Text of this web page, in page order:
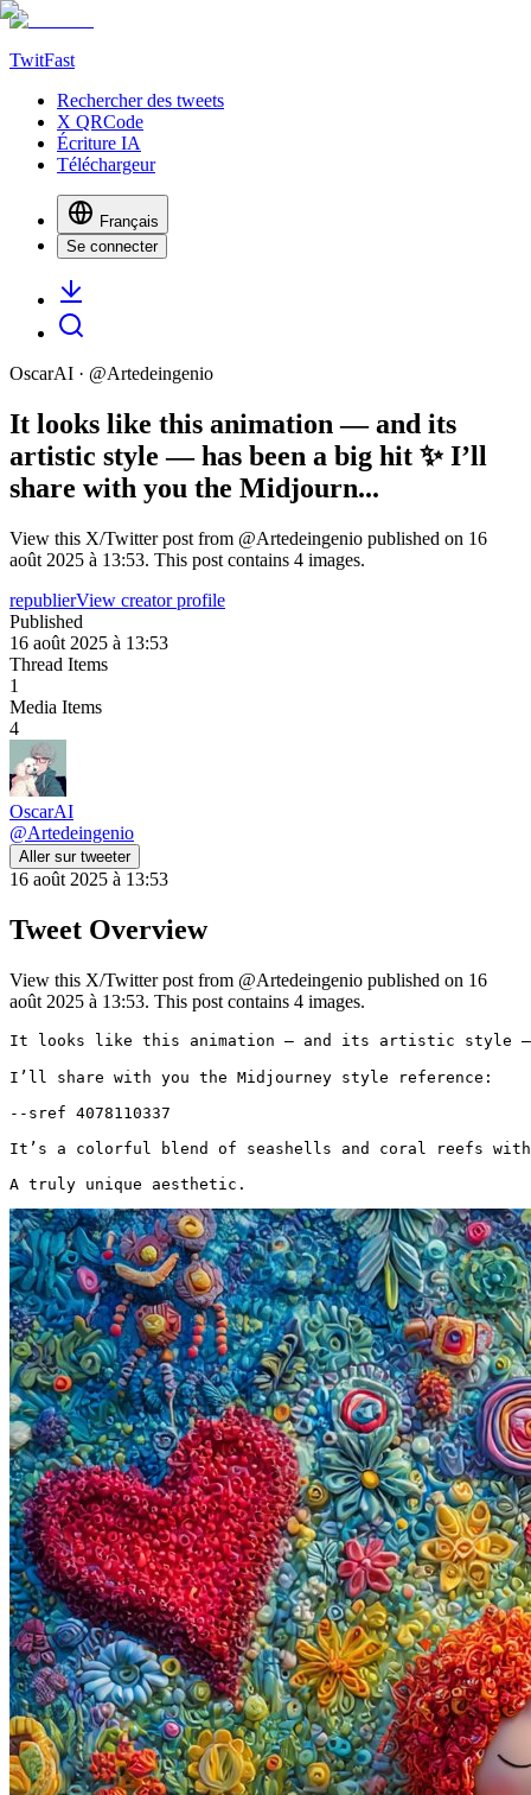
TwitFast
Rechercher des tweets
X QRCode
Écriture IA
Téléchargeur
Français
Se connecter
OscarAI · @Artedeingenio
It looks like this animation — and its
artistic style — has been a big hit ✨ I’ll
share with you the Midjourn...
View this X/Twitter post from @Artedeingenio published on 16
août 2025 à 13:53. This post contains 4 images.
republierView creator profile
Published
16 août 2025 à 13:53
Thread Items
1
Media Items
4
OscarAI
@Artedeingenio
Aller sur tweeter
16 août 2025 à 13:53
Tweet Overview
View this X/Twitter post from @Artedeingenio published on 16
août 2025 à 13:53. This post contains 4 images.
It looks like this animation — and its artistic style —
I’ll share with you the Midjourney style reference:
--sref 4078110337
It’s a colorful blend of seashells and coral reefs with
A truly unique aesthetic.